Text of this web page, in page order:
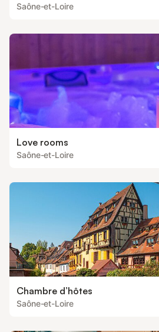
Saône-et-Loire
Love rooms
Saône-et-Loire
Chambre d’hôtes
Saône-et-Loire